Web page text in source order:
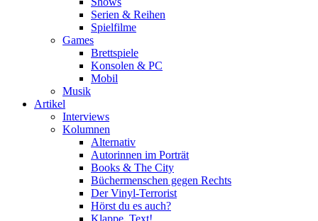
Serien & Reihen
Spielfilme
Games
Brettspiele
Konsolen & PC
Mobil
Musik
Artikel
Interviews
Kolumnen
Alternativ
Autorinnen im Porträt
Books & The City
Büchermenschen gegen Rechts
Der Vinyl-Terrorist
Hörst du es auch?
Klappe, Text!